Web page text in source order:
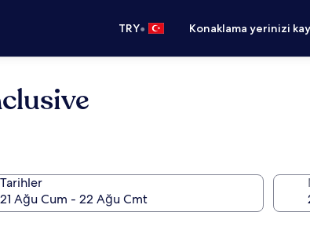
TRY• Konaklama yerinizi
Tarihler